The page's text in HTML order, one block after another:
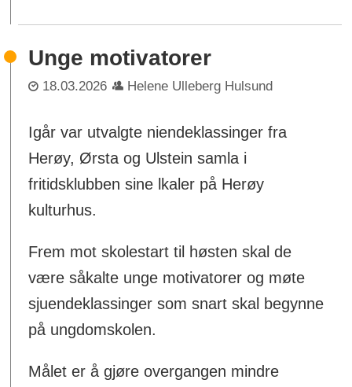
Unge motivatorer
18.03.2026 Helene Ulleberg Hulsund
Igår var utvalgte niendeklassinger fra
Herøy, Ørsta og Ulstein samla i
fritidsklubben sine lkaler på Herøy
kulturhus.
Frem mot skolestart til høsten skal de
være såkalte unge motivatorer og møte
sjuendeklassinger som snart skal begynne
på ungdomskolen.
Målet er å gjøre overgangen mindre